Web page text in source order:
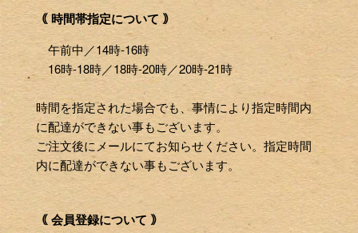
｟ 時間帯指定について ｠
午前中／14時-16時
16時-18時／18時-20時／20時-21時
時間を指定された場合でも、事情により指定時間内
に配達ができない事もございます。
ご注文後にメールにてお知らせください。指定時間
内に配達ができない事もございます。
｟ 会員登録について ｠